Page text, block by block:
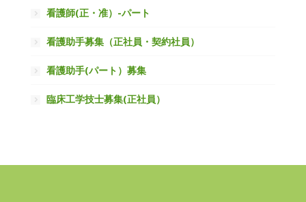
看護師(正・准）-パート
看護助手募集（正社員・契約社員）
看護助手(パート）募集
臨床工学技士募集(正社員）